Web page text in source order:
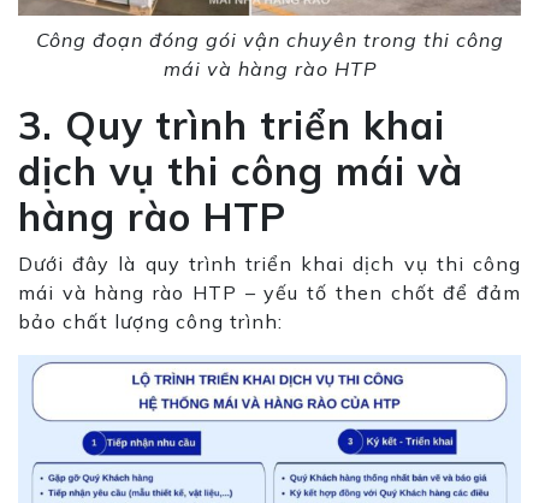
Công đoạn đóng gói vận chuyên trong thi công
mái và hàng rào HTP
3. Quy trình triển khai
dịch vụ thi công mái và
hàng rào HTP
Dưới đây là quy trình triển khai dịch vụ thi công
mái và hàng rào HTP – yếu tố then chốt để đảm
bảo chất lượng công trình: